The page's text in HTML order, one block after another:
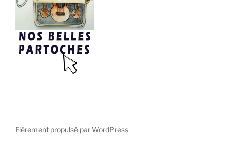
Fièrement propulsé par WordPress